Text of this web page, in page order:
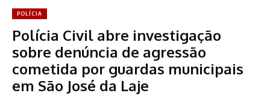
POLÍCIA
Polícia Civil abre investigação
sobre denúncia de agressão
cometida por guardas municipais
em São José da Laje